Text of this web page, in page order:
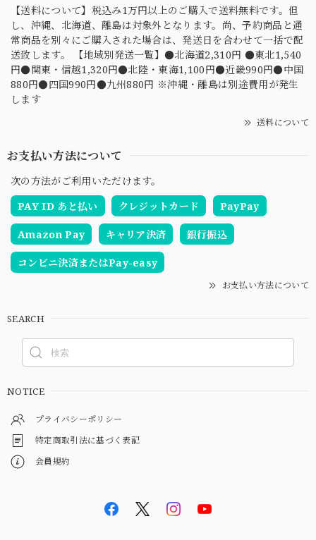
【送料について】税込み1万円以上のご購入で送料無料です。但
し、沖縄、北海道、離島は対象外となります。尚、予約商品と通
常商品を別々にご購入された場合は、発送日を合わせて一括で配
送致します。 【地域別発送一覧】●北海道2,310円 ●東北1,540
円●関東・信越1,320円●北陸・東海1,100円●近畿990円●中国
880円●四国990円●九州880円 ※沖縄・離島は別途費用が発生
します
送料について
お支払い方法について
次の方法がご利用いただけます。
PAY ID あと払い
クレジットカード PayPay
Amazon Pay キャリア決済 銀行振込
コンビニ決済またはPay-easy
お支払い方法について
SEARCH
NOTICE
プライバシーポリシー
特定商取引法に基づく表記
会員規約